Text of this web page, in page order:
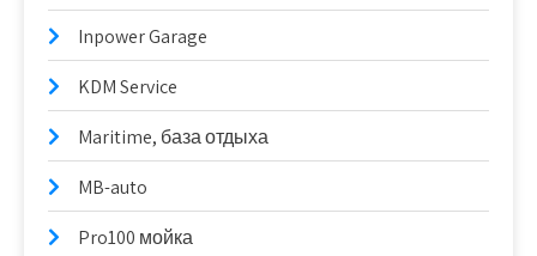
Inpower Garage
KDM Service
Maritime, база отдыха
MB-auto
Pro100 мойка